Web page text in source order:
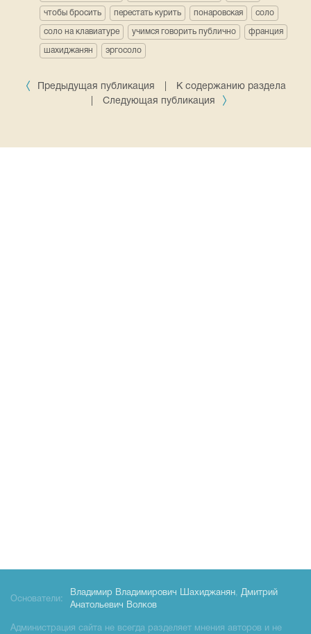
чтобы бросить перестать курить понаровская соло
соло на клавиатуре учимся говорить публично франция
шахиджанян эргосоло
Предыдущая публикация
К содержанию раздела
Следующая публикация
Основатели:
Владимир Владимирович Шахиджанян, Дмитрий
Анатольевич Волков
Администрация сайта не всегда разделяет мнения авторов и не